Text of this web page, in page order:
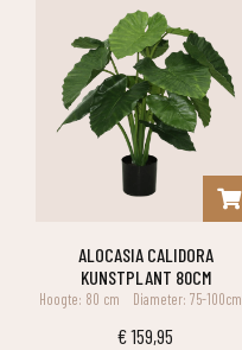
ALOCASIA CALIDORA
KUNSTPLANT 80CM
Hoogte: 80 cm Diameter: 75-100cm
€159,95